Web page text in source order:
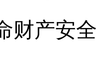
财产安